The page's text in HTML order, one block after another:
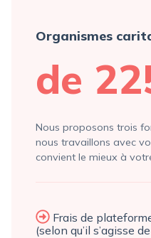
Organismes
de
Nous proposons trois
nous travaillons avec
convient le mieux à
Frais de
(selon qu’il s’agisse